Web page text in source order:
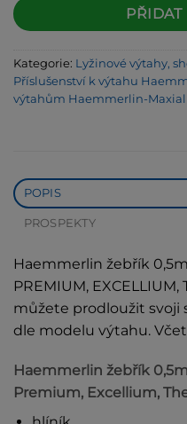
PŘIDAT
Kategorie: Lyžinové výtahy,
Příslušenství k výtahu
výtahům Haemmerlin-Maxial
POPIS
PROSPEKTY
Haemmerlin žebřík
PREMIUM,
můžete prodloužit svoji
dle modelu výtahu.
Haemmerlin žebřík
Premium, Excellium,